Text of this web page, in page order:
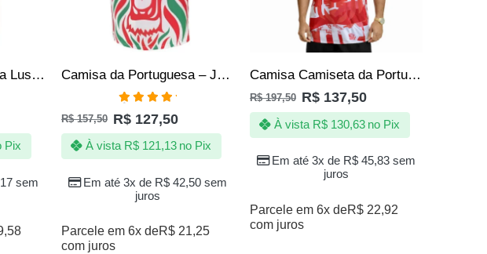
Camisa da Portuguesa Lusa – Jotaz – Nunca vamos te abandonar – Masculino
sem
Pix
Camisa da Portuguesa – Jotaz – Rei das selvas – Masculino
Avaliação
5.00de 5
R$157,50 R$ 127,50
Em até 3x de R$ 42,50 sem
juros
À vista R$121,13 no Pix
Parcele em 6x deR$ 21,25
com juros
Camisa Camiseta da Portuguesa Lusa Torcedor Oficial Top
R$197,50 R$ 137,50
Em até 3x de R$ 45,83 sem
juros
À vista R$130,63 no Pix
Parcele em 6x deR$ 22,92
com juros